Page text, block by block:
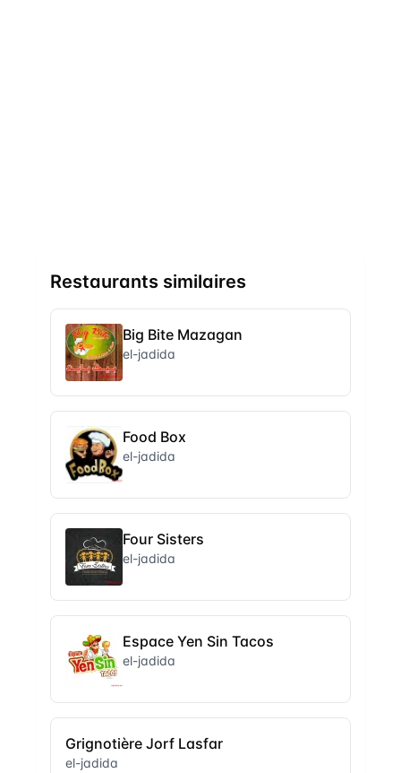
Restaurants similaires
Big Bite Mazagan
el-jadida
Food Box
el-jadida
Four Sisters
el-jadida
Espace Yen Sin Tacos
el-jadida
Grignotière Jorf Lasfar
el-jadida